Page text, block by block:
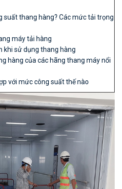
suất thang hàng? Các mức tải trọng
máy tải hàng
khi sử dụng thang hàng
hàng của các hãng thang máy nổi
với mức công suất thế nào